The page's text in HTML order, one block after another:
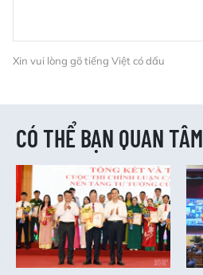
Xin vui lòng gõ tiếng Việt có dấu
CÓ THỂ BẠN QUAN TÂM